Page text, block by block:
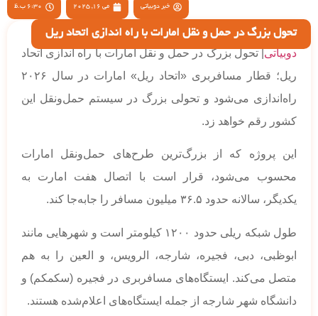
خبر دوبیاتی می 16, 2025 6:30 ب.ظ
تحول بزرگ در حمل و نقل امارات با راه اندازی اتحاد ریل
دوبیاتی| تحول بزرگ در حمل و نقل امارات با راه اندازی اتحاد
ریل؛ قطار مسافربری «اتحاد ریل» امارات در سال ۲۰۲۶
راه‌اندازی می‌شود و تحولی بزرگ در سیستم حمل‌ونقل این
کشور رقم خواهد زد.
این پروژه که از بزرگ‌ترین طرح‌های حمل‌ونقل امارات
محسوب می‌شود، قرار است با اتصال هفت امارت به
یکدیگر، سالانه حدود ۳۶.۵ میلیون مسافر را جابه‌جا کند.
طول شبکه ریلی حدود ۱۲۰۰ کیلومتر است و شهرهایی مانند
ابوظبی، دبی، فجیره، شارجه، الرویس، و العین را به هم
متصل می‌کند. ایستگاه‌های مسافربری در فجیره (سکمکم) و
دانشگاه شهر شارجه از جمله ایستگاه‌های اعلام‌شده هستند.